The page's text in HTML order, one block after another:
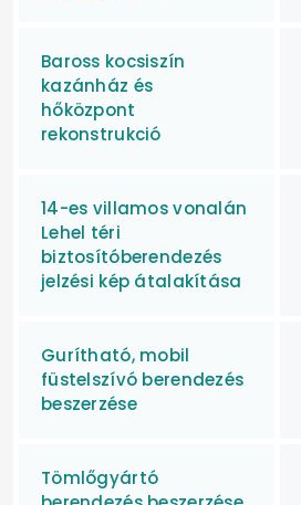
Baross kocsiszín
kazánház és
hőközpont
rekonstrukció
14-es villamos vonalán
Lehel téri
biztosítóberendezés
jelzési kép átalakítása
Gurítható, mobil
füstelszívó berendezés
beszerzése
Tömlőgyártó